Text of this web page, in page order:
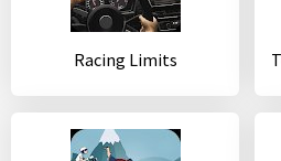
Racing Limits